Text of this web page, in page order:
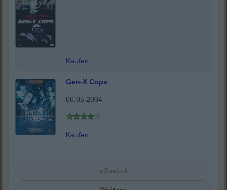
Kaufen
Gen-X Cops
06.05.2004
Kaufen
«Zurück